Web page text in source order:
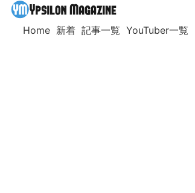
Home 新着 記事一覧 YouTuber一覧